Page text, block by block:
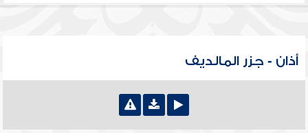
أذان - جزر المالديف